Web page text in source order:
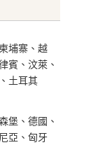
埔寨、越
賓、汶萊、
土耳其
堡、德國、
亞、匈牙